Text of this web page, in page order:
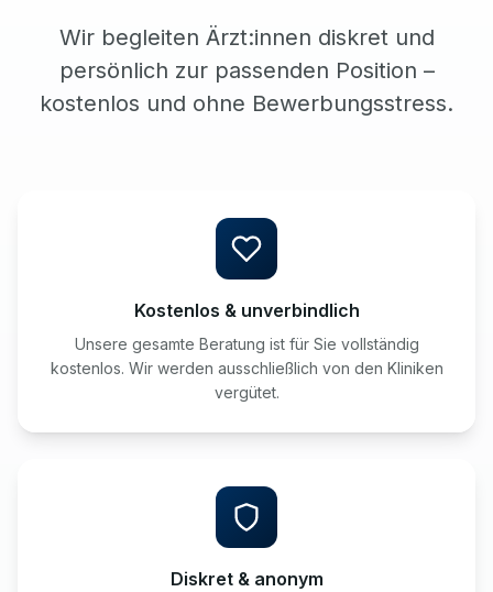
Wir begleiten Ärzt:innen diskret und
persönlich zur passenden Position –
kostenlos und ohne Bewerbungsstress.
Kostenlos & unverbindlich
Unsere gesamte Beratung ist für Sie vollständig
kostenlos. Wir werden ausschließlich von den Kliniken
vergütet.
Diskret & anonym